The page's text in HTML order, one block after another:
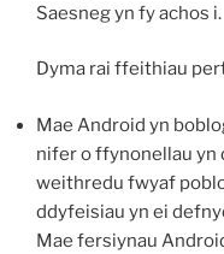
Saesneg yn fy achos i.
Dyma rai ffeithiau
Mae Android yn
nifer o ffynonellau yn
weithredu fwyaf
ddyfeisiau yn ei
Mae fersiynau